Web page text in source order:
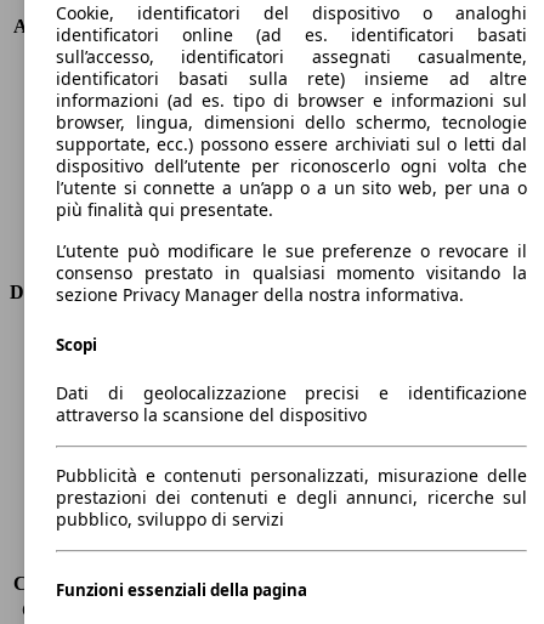
Accelerazione (0-100 km/h)
6.9s
Velocità massima (km/h)
230 km/h
Numero di marce
9
Coppia
550 nm
Cilindrata
1993 ccm
Carburante
Elettrica/Diesel
Cilindri
4
Trasmissione
Automatico
Tipo di trazione
Integrale
Dimensioni
Lunghezza
Larghezza
2000 mm
Passo
3000 mm
Peso massimo
2970 kg
Carico massimo
-
Porte
5
Sedili
5
Carico sul tetto
-
Capacità di traino (senza freni) -
Capacità di traino (con freni)
Cookie, identificatori del dispositivo o analoghi
identificatori online (ad es. identificatori basati
sull’accesso, identificatori assegnati casualmente,
identificatori basati sulla rete) insieme ad altre
informazioni (ad es. tipo di browser e informazioni sul
browser, lingua, dimensioni dello schermo, tecnologie
supportate, ecc.) possono essere archiviati sul o letti dal
dispositivo dell’utente per riconoscerlo ogni volta che
l’utente si connette a un’app o a un sito web, per una o
più finalità qui presentate.
L’utente può modificare le sue preferenze o revocare il
consenso prestato in qualsiasi momento visitando la
sezione Privacy Manager della nostra informativa.
Scopi
Dati di geolocalizzazione precisi e identificazione
attraverso la scansione del dispositivo
Pubblicità e contenuti personalizzati, misurazione delle
prestazioni dei contenuti e degli annunci, ricerche sul
pubblico, sviluppo di servizi
Funzioni essenziali della pagina